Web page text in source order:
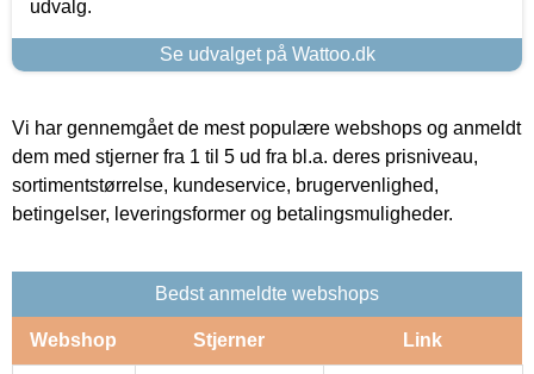
udvalg.
Se udvalget på Wattoo.dk
Vi har gennemgået de mest populære webshops og anmeldt
dem med stjerner fra 1 til 5 ud fra bl.a. deres prisniveau,
sortimentstørrelse, kundeservice, brugervenlighed,
betingelser, leveringsformer og betalingsmuligheder.
Bedst anmeldte webshops
Webshop Stjerner Link